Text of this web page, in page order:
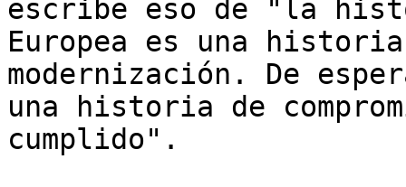
escribe eso de "la
Europea es una
modernización. De
una historia de
cumplido".